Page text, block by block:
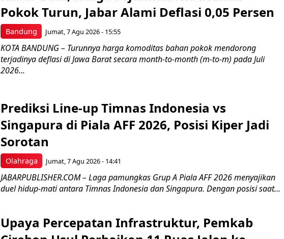
Bandung
Pokok Turun, Jabar Alami Deflasi 0,05 Persen
Jumat, 7 Agu 2026 - 15:55
KOTA BANDUNG – Turunnya harga komoditas bahan pokok mendorong
terjadinya deflasi di Jawa Barat secara month-to-month (m-to-m) pada Juli
2026...
Olahraga
Prediksi Line-up Timnas Indonesia vs
Singapura di Piala AFF 2026, Posisi Kiper Jadi
Sorotan
Jumat, 7 Agu 2026 - 14:41
JABARPUBLISHER.COM – Laga pamungkas Grup A Piala AFF 2026 menyajikan
duel hidup-mati antara Timnas Indonesia dan Singapura. Dengan posisi saat...
Upaya Percepatan Infrastruktur, Pemkab